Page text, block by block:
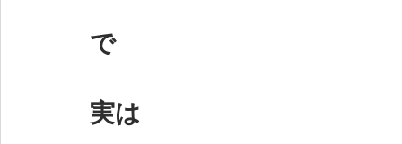
で
実は